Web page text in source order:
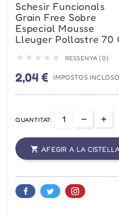
Schesir Funcionals
Grain Free Sobre
Especial Mousse
Lleuger Pollastre 70
     RESSENYA (0)
2,04 € IMPOSTOS
QUANTITAT:
 AFEGIR A LA